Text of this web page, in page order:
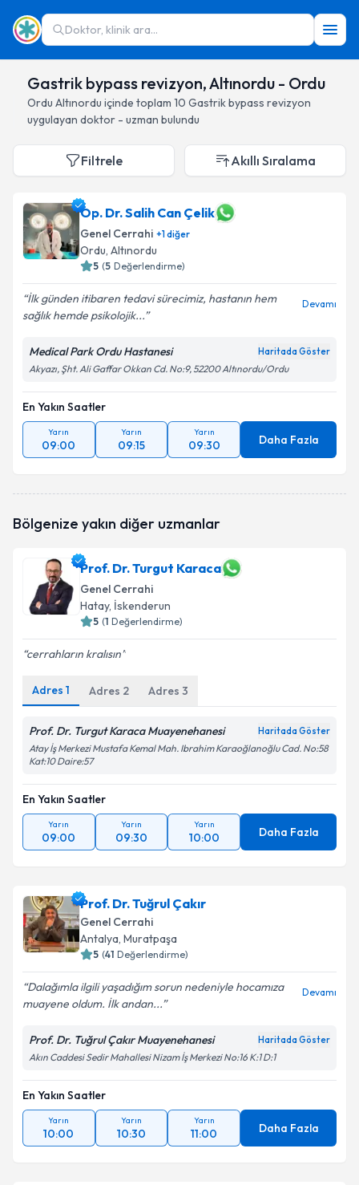
Doktor, klinik ara...
Gastrik bypass revizyon, Altınordu - Ordu
Ordu Altınordu içinde toplam 10 Gastrik bypass revizyon
uygulayan doktor - uzman bulundu
Filtrele Akıllı Sıralama
Op. Dr. Salih Can Çelik
Genel Cerrahi +1diğer
Ordu, Altınordu
5 (5 Değerlendirme)
İlk günden itibaren tedavi sürecimiz, hastanın hem
sağlık hemde psikolojik...
Devamı
Medical Park Ordu Hastanesi Haritada Göster
Akyazı, Şht. Ali Gaffar Okkan Cd. No:9, 52200 Altınordu/Ordu
En Yakın Saatler
Yarın
09:00
Yarın
09:15
Yarın
09:30 Daha Fazla
Bölgenize yakın diğer uzmanlar
Prof. Dr. Turgut Karaca
Genel Cerrahi
Hatay, İskenderun
5 (1 Değerlendirme)
cerrahların kralısın
Adres 1 Adres 2 Adres 3
Prof. Dr. Turgut Karaca Muayenehanesi Haritada Göster
Atay İş Merkezi Mustafa Kemal Mah. Ibrahim Karaoğlanoğlu Cad. No:58
Kat:10 Daire:57
En Yakın Saatler
Yarın
09:00
Yarın
09:30
Yarın
10:00 Daha Fazla
Prof. Dr. Tuğrul Çakır
Genel Cerrahi
Antalya, Muratpaşa
5 (41 Değerlendirme)
Dalağımla ilgili yaşadığım sorun nedeniyle hocamıza
muayene oldum. İlk andan...
Devamı
Prof. Dr. Tuğrul Çakır Muayenehanesi Haritada Göster
Akın Caddesi Sedir Mahallesi Nizam İş Merkezi No:16 K:1 D:1
En Yakın Saatler
Yarın
10:00
Yarın
10:30
Yarın
11:00 Daha Fazla